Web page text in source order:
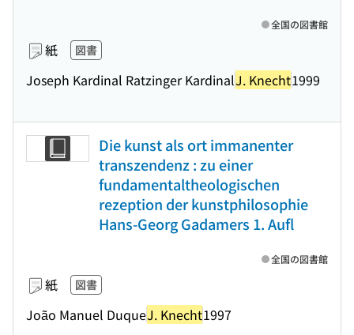
紙 図書
Joseph Kardinal Ratzinger KardinalJ. Knecht1999
全国の図書館
Die kunst als ort immanenter
transzendenz : zu einer
fundamentaltheologischen
rezeption der kunstphilosophie
Hans-Georg Gadamers 1. Aufl
紙 図書
João Manuel DuqueJ. Knecht1997
全国の図書館